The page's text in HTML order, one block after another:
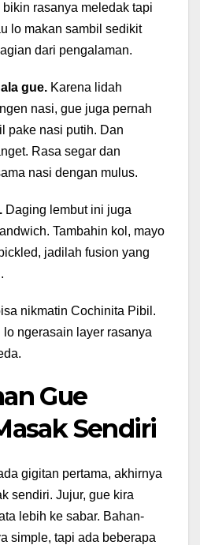
rasanya meledak tapi
lo makan sambil sedikit
dari pengalaman.
gue. Karena lidah
nasi, gue juga pernah
pake nasi putih. Dan
Rasa segar dan
nasi dengan mulus.
Daging lembut ini juga
Tambahin kol, mayo
jadilah fusion yang
nikmatin Cochinita Pibil.
ngerasain layer rasanya
Gue
Sendiri
gigitan pertama, akhirnya
sendiri. Jujur, gue kira
lebih ke sabar. Bahan-
simple, tapi ada beberapa